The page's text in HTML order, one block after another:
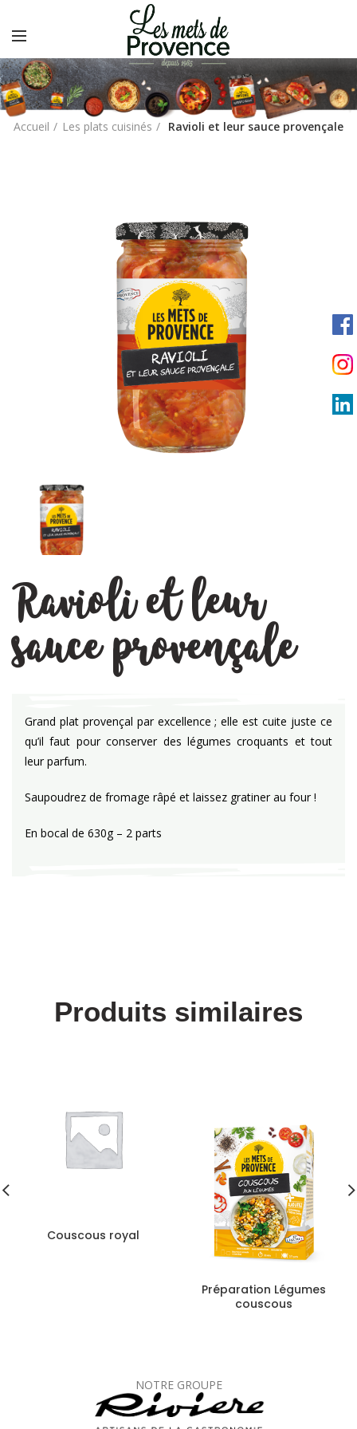
Accueil Les plats cuisinés Ravioli et leur sauce provençale
Ravioli et leur
sauce provençale
Grand plat provençal par excellence ; elle est cuite juste ce
qu’il faut pour conserver des légumes croquants et tout
leur parfum.
Saupoudrez de fromage râpé et laissez gratiner au four !
En bocal de 630g – 2 parts
Produits similaires
Couscous royal
Préparation Légumes
couscous
NOTRE GROUPE